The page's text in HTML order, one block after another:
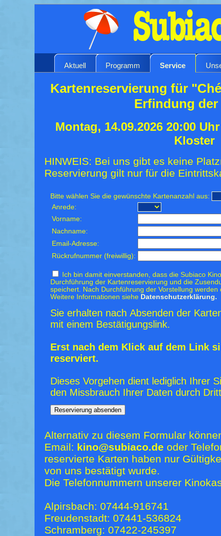
Aktuell Programm Service
Kartenreservierung für
Erfindung
Montag, 14.09.2026 20:00
Kloster
HINWEIS: Bei uns gibt es keine
Reservierung gilt nur für die
Bitte wählen Sie die gewünschte Kartenanzahl aus:
Anrede:
Vorname:
Nachname:
Email-Adresse:
Rückrufnummer (freiwillig):
Ich bin damit einverstanden, dass die Subiaco
Durchführung der Kartenreservierung und die
speichert. Nach Durchführung der Vorstellung
Weitere Informationen siehe Datenschutzerklärung.
Sie erhalten nach Absenden der
mit einem Bestätigungslink.
Erst nach dem Klick auf dem Link
reserviert.
Dieses Vorgehen dient lediglich Ihrer
den Missbrauch Ihrer Daten durch
Alternativ zu diesem Formular
Email: kino@subiaco.de oder
reservierte Karten haben nur
von uns bestätigt wurde.
Die Telefonnummern unserer
Alpirsbach: 07444-916741
Freudenstadt: 07441-536824
Schramberg: 07422-245397